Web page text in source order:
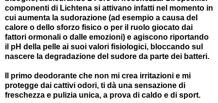
componenti di Lichtena si attivano infatti nel momento in
cui aumenta la sudorazione (ad esempio a causa del
calore o dello sforzo fisico o per il ruolo giocato dai
fattori ormonali o dalle emozioni) e agiscono riportando
il pH della pelle ai suoi valori fisiologici, bloccando sul
nascere la degradazione del sudore da parte dei batteri.
Il primo deodorante che non mi crea irritazioni e mi
protegge dai cattivi odori, ti dà una sensazione di
freschezza e pulizia unica, a prova di caldo e di sport.